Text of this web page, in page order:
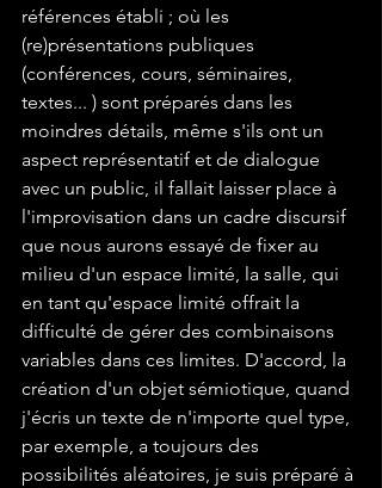
références établi ; où les
(re)présentations publiques
(conférences, cours, séminaires,
textes... ) sont préparés dans les
moindres détails, même s'ils ont un
aspect représentatif et de dialogue
avec un public, il fallait laisser place à
l'improvisation dans un cadre discursif
que nous aurons essayé de fixer au
milieu d'un espace limité, la salle, qui
en tant qu'espace limité offrait la
difficulté de gérer des combinaisons
variables dans ces limites. D'accord, la
création d'un objet sémiotique, quand
j'écris un texte de n'importe quel type,
par exemple, a toujours des
possibilités aléatoires, je suis préparé à